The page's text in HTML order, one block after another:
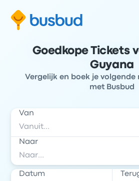
Goedkope Tickets
Guyana
Vergelijk en boek je volgende
met Busbud
Van
Naar
Datum